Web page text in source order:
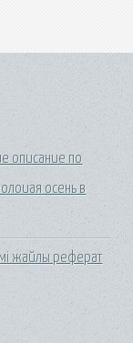
описание по
осень в
жайлы реферат